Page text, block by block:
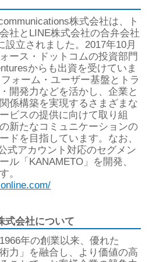
株式会社は、ト
社とLINE株式会社の合弁会社
設立されました。2017年10月
ース・ドットコムの投資部門
からも出資を受けていま
ォーム・ユーザー基盤とトラ
開発力などを活かし、企業と
係構築を実現するさまざまな
ビスの提供に向けて取り組
新たなコミュニケーションの
ドを目指しています。なお、
式アカウント対応のセグメン
ル「KANAMETO」を開発、
。
式会社について
年の創業以来、優れた
力」を融合し、より価値の高